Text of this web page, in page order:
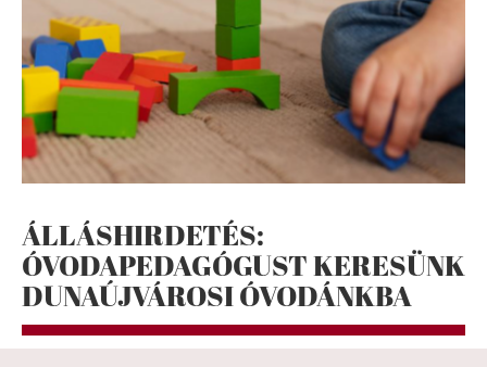
ÁLLÁSHIRDETÉS:
ÓVODAPEDAGÓGUST KERESÜNK
DUNAÚJVÁROSI ÓVODÁNKBA